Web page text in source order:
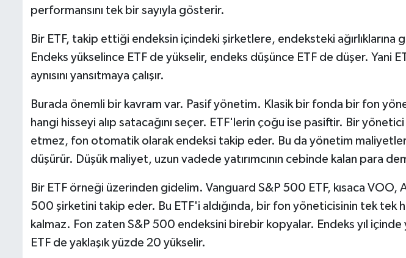
performansını tek bir sayıyla gösterir.
Bir ETF, takip ettiği endeksin içindeki şirketlere, endeksteki ağırlıklarına
Endeks yükselince ETF de yükselir, endeks düşünce ETF de düşer. Yani
aynısını yansıtmaya çalışır.
Burada önemli bir kavram var. Pasif yönetim. Klasik bir fonda bir fon
hangi hisseyi alıp satacağını seçer. ETF'lerin çoğu ise pasiftir. Bir
etmez, fon otomatik olarak endeksi takip eder. Bu da yönetim
düşürür. Düşük maliyet, uzun vadede yatırımcının cebinde kalan para
Bir ETF örneği üzerinden gidelim. Vanguard S&P 500 ETF, kısaca VOO,
500 şirketini takip eder. Bu ETF'i aldığında, bir fon yöneticisinin tek tek
kalmaz. Fon zaten S&P 500 endeksini birebir kopyalar. Endeks yıl
ETF de yaklaşık yüzde 20 yükselir.